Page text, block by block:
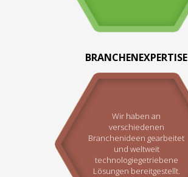
BRANCHENEXPERTISE
Wir haben an
verschiedenen
Branchenideen gearbeitet
und weltweit
technologiegetriebene
Lösungen bereitgestellt.